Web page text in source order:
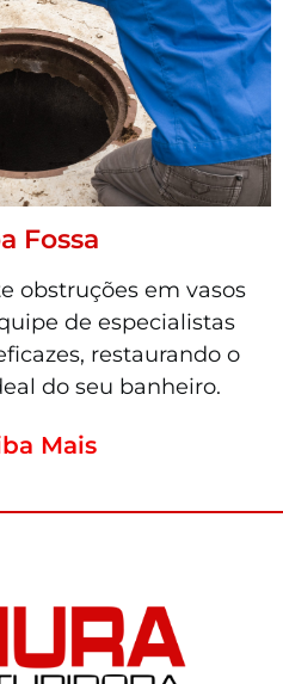
Fossa
obstruções em vasos
de especialistas
restaurando o
do seu banheiro.
Mais